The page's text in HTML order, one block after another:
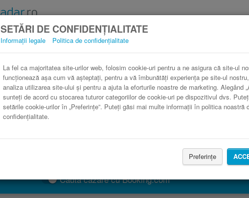
SETĂRI DE CONFIDENȚIALITATE
Informații legale Politica de confidențialitate
La fel ca majoritatea site-urilor web, folosim cookie-uri pentru a ne asigura că site-ul
funcționează așa cum vă așteptați, pentru a vă îmbunătăți experiența pe site-ul
analiza utilizarea site-ului și pentru a ajuta la eforturile noastre de marketing. Alegând
sunteți de acord cu stocarea tuturor categoriilor de cookie-uri pe dispozitivul dvs.
setările cookie-urilor în „Preferințe”. Puteți găsi mai multe informații în politica noastră
confidențialitate.
Preferințe
Curse Portbou
Caută cazare cu Booking.com